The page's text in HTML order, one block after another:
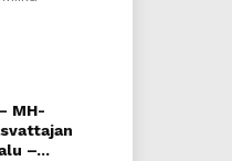
MH-
–...